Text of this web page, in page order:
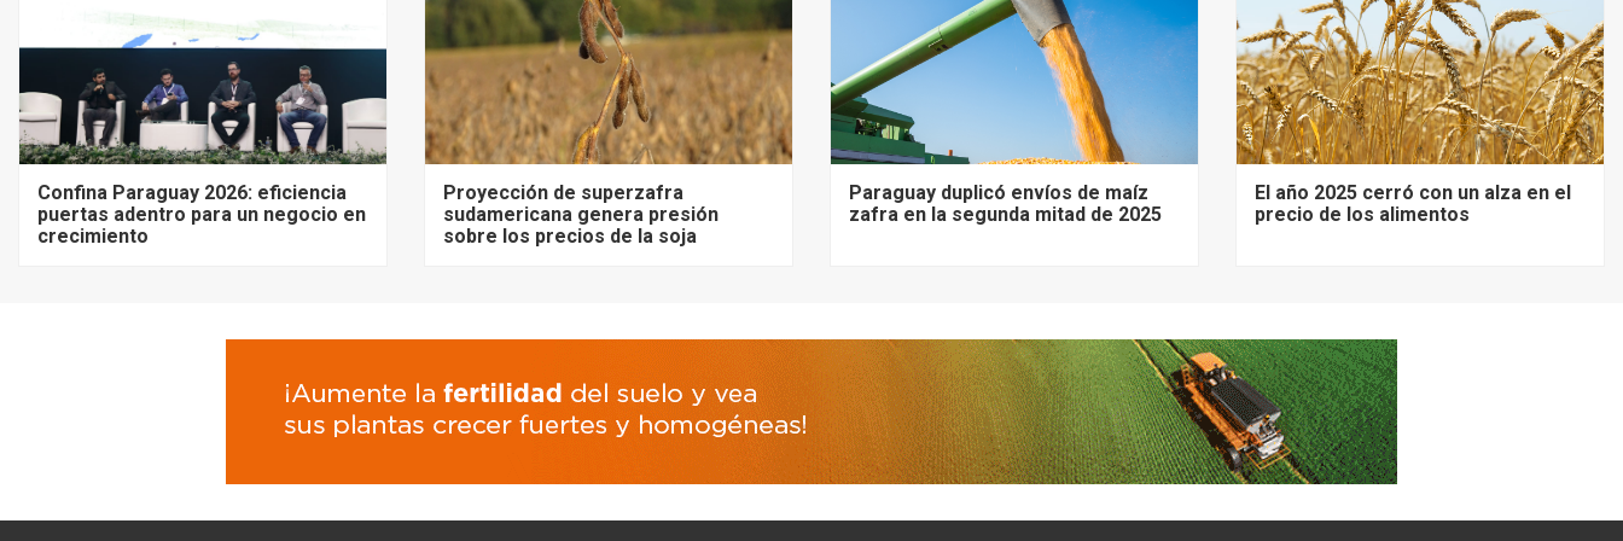
Confina Paraguay 2026: eficiencia
puertas adentro para un negocio en
crecimiento
Proyección de superzafra
sudamericana genera presión
sobre los precios de la soja
Paraguay duplicó envíos de maíz
zafra en la segunda mitad de 2025
El año 2025 cerró con un alza en el
precio de los alimentos